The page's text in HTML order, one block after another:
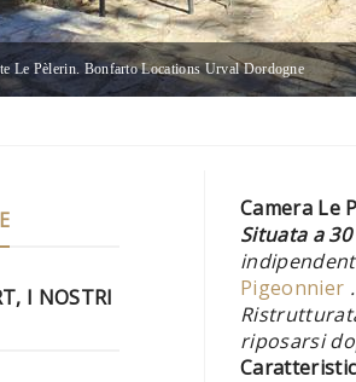
Le Pèlerin. Bonfarto Locations Urval Dordogne
I NOSTRI
Camera Le
Situata a
Pigeonnier .
riposarsi